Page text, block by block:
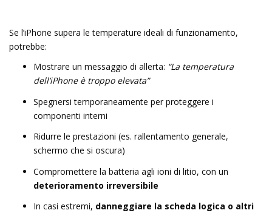
Se l’iPhone supera le temperature ideali di funzionamento,
potrebbe:
Mostrare un messaggio di allerta: “La temperatura
dell’iPhone è troppo elevata”
Spegnersi temporaneamente per proteggere i
componenti interni
Ridurre le prestazioni (es. rallentamento generale,
schermo che si oscura)
Compromettere la batteria agli ioni di litio, con un
deterioramento irreversibile
In casi estremi, danneggiare la scheda logica o altri